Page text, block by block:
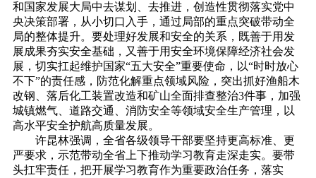
和国家发展大局中去谋划、去推进，创造性贯彻落实党中
央决策部署，从小切口入手，通过局部的重点突破带动全
局的整体提升。要处理好发展和安全的关系，既善于用发
展成果夯实安全基础，又善于用安全环境保障经济社会发
展，切实扛起维护国家“五大安全”重要使命，以“时时放心
不下”的责任感，防范化解重点领域风险，突出抓好渔船木
改钢、落后化工装置改造和矿山全面排查整治3件事，加强
城镇燃气、道路交通、消防安全等领域安全生产管理，以
高水平安全护航高质量发展。
许昆林强调，全省各级领导干部要坚持更高标准、更
严要求，示范带动全省上下推动学习教育走深走实。要带
头扛牢责任，把开展学习教育作为重要政治任务，落实